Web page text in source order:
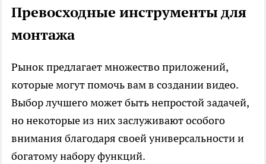
Превосходные инструменты для
монтажа
Рынок предлагает множество приложений,
которые могут помочь вам в создании видео.
Выбор лучшего может быть непростой задачей,
но некоторые из них заслуживают особого
внимания благодаря своей универсальности и
богатому набору функций.